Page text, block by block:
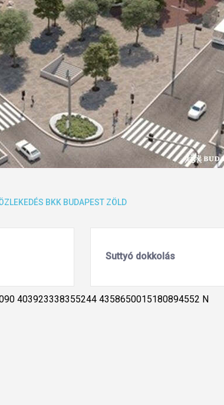
BKK BUDAPEST ZÖLD
Suttyó dokkolás